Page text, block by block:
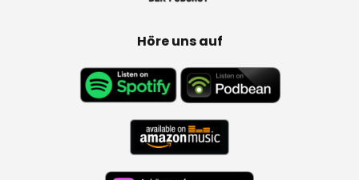
Höre uns auf